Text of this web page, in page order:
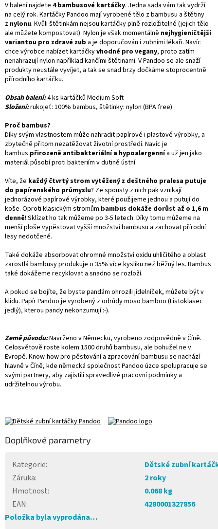
V balení najdete 4 bambusové kartáčky. Jedna sada vám tak vydrží
na celý rok. Kartáčky Pandoo mají vyrobené tělo z bambusu a štětiny
z nylonu. Kvůli štětinkám nejsou kartáčky plně rozložitelné (jejich tělo
ale můžete kompostovat). Nylon je však momentálně nejhygieničtější
variantou pro zdravé zub a je doporučován i zubními lékaři. Navíc
chce výrobce nabízet kartáčkyvhodné pro vegany, proto zatím
nenahrazují nylon například kančími štětinami. V Pandoo se ale snaží
produkty neustále vyvíjet, a tak se snad brzy dočkáme stoprocentně
přírodního kartáčku.
Obsah balení:4 ks kartáčků Medium Soft
Složení:rukojeť: 100% bambus, štětinky: nylon (BPA free)
Proč bambus?
Díky svým vlastnostem může nahradit papírové i plastové výrobky, a
zbytečně přitom nezatěžovat životní prostředí. Navíc je
bambus přirozeně antibakteriální a hypoalergennía už jen jako
materiál působí proti bakteriím v dutině ústní.
Víte, že každý čtvrtý strom vytěžený z deštného pralesa putuje
do papírenského průmyslu? Ze spousty z nich pak vznikají
jednorázové papírové výrobky, které použijeme jednou a putují do
koše. Oproti klasickým stromům bambus dokáže dorůst až o 1,6 m
denně! Sklízet ho tak můžeme po 3-5 letech. Díky tomu můžeme na
menší ploše vypěstovat vyšší množství bambusu a zachovat přírodní
lesy nedotčené.
Také dokáže absorbovat ohromné množství oxidu uhličitého a oblast
zarostlá bambusy produkuje o 35% více kyslíku než běžný les. Bambus
také dokážeme recyklovat a snadno se rozloží.
A pokud se bojíte, že byste pandám ohrozili jídelníček, můžete být v
klidu. Papír Pandoo je vyrobený z odrůdy moso bamboo (Listoklasec
jedlý), kterou pandy nekonzumují :-).
Země původu:Navrženo v Německu, vyrobeno zodpovědně v Číně.
Celosvětově roste kolem 1500 druhů bambusu, ale bohužel ne v
Evropě. Know-how pro pěstování a zpracování bambusu se nachází
hlavně v Číně, kde německá společnost Pandoo úzce spolupracuje se
svými partnery, aby zajistili spravedlivé pracovní podmínky a
udržitelnou výrobu.
Doplňkové parametry
Kategorie:
Dětské zubní
Záruka:
2 roky
Hmotnost:
0.068 kg
EAN:
4280001327856
Položka byla vyprodána…